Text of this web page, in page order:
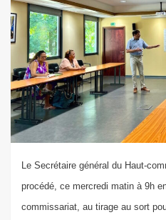
Le Secrétaire général du Haut-
procédé, ce mercredi matin à 9h
commissariat, au tirage au sort